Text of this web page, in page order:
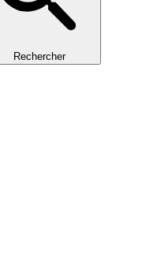
Rechercher